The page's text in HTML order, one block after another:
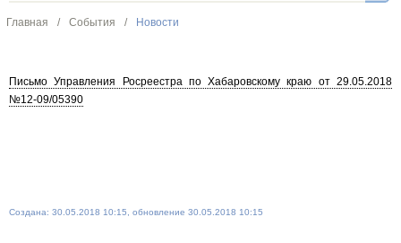
Главная / События / Новости
Письмо Управления Росреестра по Хабаровскому краю от 29.05.2018
№12-09/05390
Создана: 30.05.2018 10:15, обновление 30.05.2018 10:15